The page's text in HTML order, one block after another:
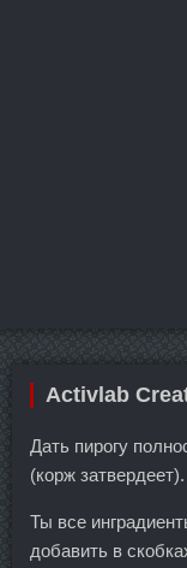
Activlab
Дать пирогу
(корж затвердеет).
Ты все
добавить в